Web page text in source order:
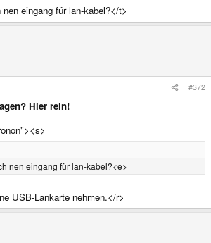
eingang für lan-kabel?</t>
#372
Hier rein!
nen eingang für lan-kabel?<e>
USB-Lankarte nehmen.</r>